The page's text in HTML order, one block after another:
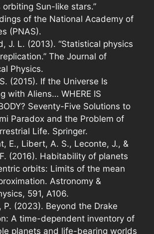
orbiting Sun-like stars.”
of the National Academy of
(PNAS).
J. L. (2013). “Statistical physics
The Journal of
Physics.
(2015). If the Universe Is
with Aliens… WHERE IS
Seventy-Five Solutions to
Paradox and the Problem of
Life. Springer.
E., Libert, A. S., Leconte, J., &
(2016). Habitability of planets
orbits: Limits of the mean
Astronomy &
591, A106.
P. (2023). Beyond the Drake
A time-dependent inventory of
planets and life-bearing worlds